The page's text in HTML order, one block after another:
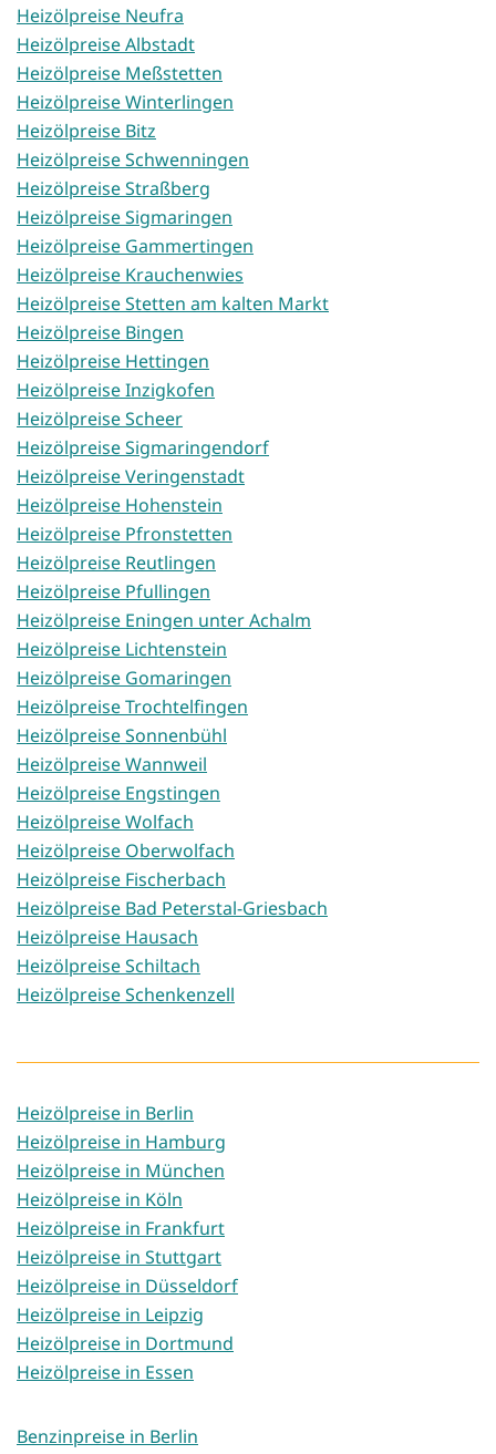
Heizölpreise Neufra
Heizölpreise Albstadt
Heizölpreise Meßstetten
Heizölpreise Winterlingen
Heizölpreise Bitz
Heizölpreise Schwenningen
Heizölpreise Straßberg
Heizölpreise Sigmaringen
Heizölpreise Gammertingen
Heizölpreise Krauchenwies
Heizölpreise Stetten am kalten Markt
Heizölpreise Bingen
Heizölpreise Hettingen
Heizölpreise Inzigkofen
Heizölpreise Scheer
Heizölpreise Sigmaringendorf
Heizölpreise Veringenstadt
Heizölpreise Hohenstein
Heizölpreise Pfronstetten
Heizölpreise Reutlingen
Heizölpreise Pfullingen
Heizölpreise Eningen unter Achalm
Heizölpreise Lichtenstein
Heizölpreise Gomaringen
Heizölpreise Trochtelfingen
Heizölpreise Sonnenbühl
Heizölpreise Wannweil
Heizölpreise Engstingen
Heizölpreise Wolfach
Heizölpreise Oberwolfach
Heizölpreise Fischerbach
Heizölpreise Bad Peterstal-Griesbach
Heizölpreise Hausach
Heizölpreise Schiltach
Heizölpreise Schenkenzell
Heizölpreise in Berlin
Heizölpreise in Hamburg
Heizölpreise in München
Heizölpreise in Köln
Heizölpreise in Frankfurt
Heizölpreise in Stuttgart
Heizölpreise in Düsseldorf
Heizölpreise in Leipzig
Heizölpreise in Dortmund
Heizölpreise in Essen
Benzinpreise in Berlin